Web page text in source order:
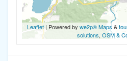
Leaflet| Powered by we2p® Maps&
solutions, OSM &